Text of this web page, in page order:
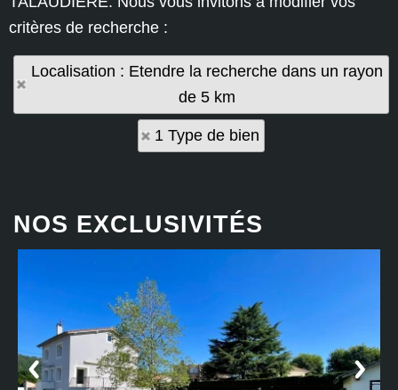
critères de recherche :
Localisation : Etendre la recherche dans un rayon
de 5 km
1 Type de bien
NOS EXCLUSIVITÉS